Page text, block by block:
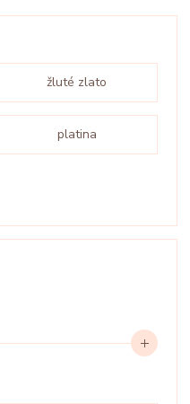
žluté zlato
platina